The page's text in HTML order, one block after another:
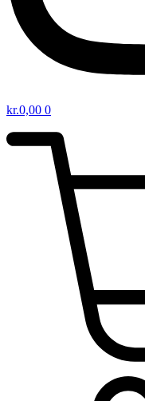
kr.0,00 0